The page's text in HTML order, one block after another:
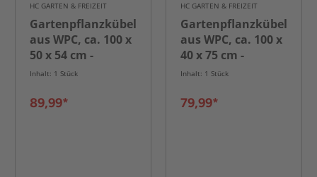
HC GARTEN & FREIZEIT
Gartenpflanzkübel
aus WPC, ca. 100 x
50 x 54 cm -
Holzoptik
Inhalt: 1 Stück
89,99*
HC GARTEN & FREIZEIT
Gartenpflanzkübel
aus WPC, ca. 100 x
40 x 75 cm -
Holzoptik
Inhalt: 1 Stück
79,99*